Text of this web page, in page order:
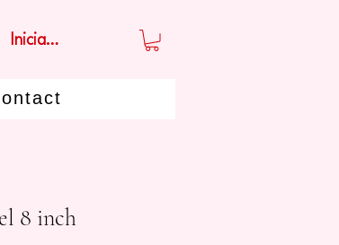
Iniciar sesión
8 inch